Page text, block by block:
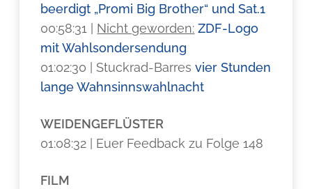
beerdigt „Promi Big Brother“ und Sat.1
00:58:31 | Nicht geworden: ZDF-Logo
mit Wahlsondersendung
01:02:30 | Stuckrad-Barresvier Stunden
lange Wahnsinnswahlnacht
WEIDENGEFLÜSTER
01:08:32 | Euer Feedback zu Folge 148
FILM